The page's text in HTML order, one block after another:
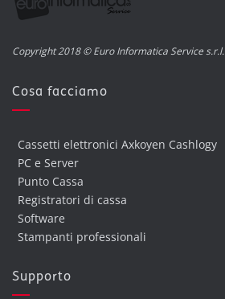
Copyright 2018 © Euro Informatica Service s.r.l.
Cosa facciamo
Cassetti elettronici Axkoyen Cashlogy
PC e Server
Punto Cassa
Registratori di cassa
Software
Stampanti professionali
Supporto